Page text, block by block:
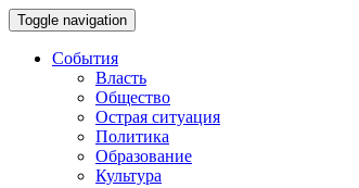
Toggle navigation
События
Власть
Общество
Острая ситуация
Политика
Образование
Культура